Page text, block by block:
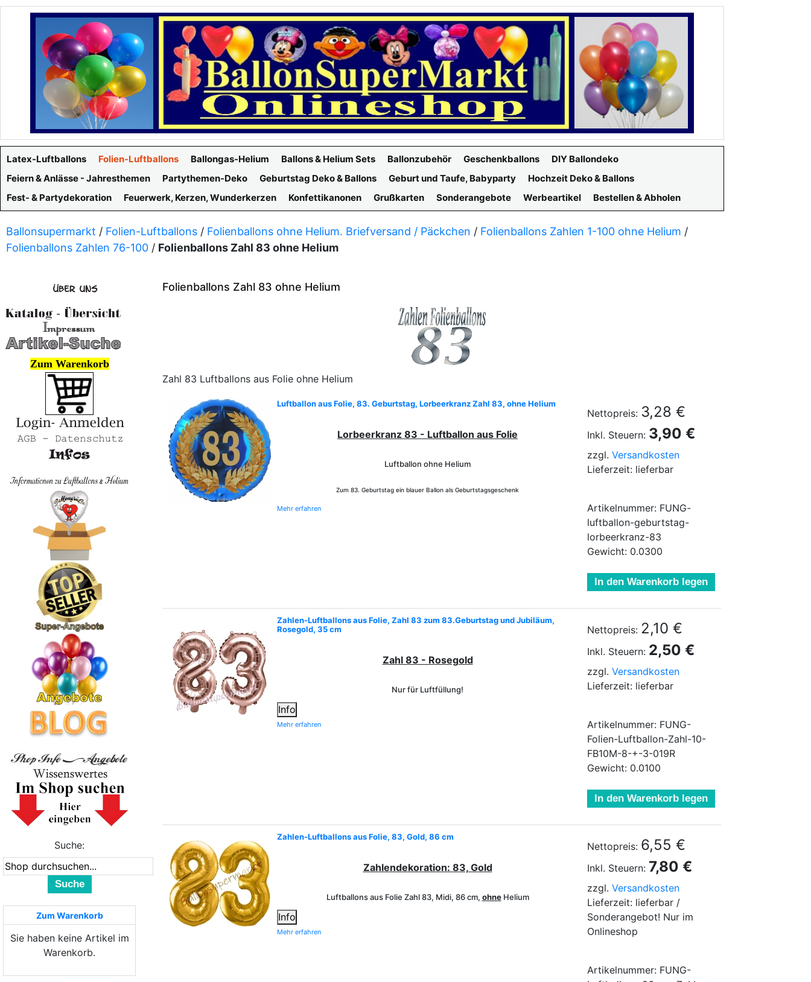
Latex-Luftballons Folien-Luftballons Ballongas-Helium Ballons & Helium Sets Ballonzubehör Geschenkballons
DIY Ballondeko
Feiern & Anlässe - Jahresthemen
Partythemen-Deko Geburtstag Deko & Ballons Geburt und Taufe, Babyparty
Hochzeit Deko & Ballons
Fest- & Partydekoration
Feuerwerk, Kerzen, Wunderkerzen Konfettikanonen Grußkarten Sonderangebote Werbeartikel Bestellen & Abholen
Ballonsupermarkt / Folien-Luftballons / Folienballons ohne Helium. Briefversand / Päckchen / Folienballons Zahlen 1-100 ohne Helium /
Folienballons Zahlen 76-100 / Folienballons Zahl 83 ohne Helium
Folienballons Zahl 83 ohne Helium
Zahl 83 Luftballons aus Folie ohne Helium
Luftballon aus Folie, 83. Geburtstag, Lorbeerkranz Zahl 83, ohne Helium
Lorbeerkranz 83 - Luftballon aus Folie
Luftballon ohne Helium
Zum 83. Geburtstag ein blauer Ballon als Geburtstagsgeschenk
Mehr erfahren
Nettopreis: 3,28 €
Inkl. Steuern: 3,90 €
zzgl. Versandkosten
Lieferzeit: lieferbar
Artikelnummer: FUNG-
luftballon-geburtstag-
lorbeerkranz-83
Gewicht: 0.0300
In den Warenkorb legen
Zahlen-Luftballons aus Folie, Zahl 83 zum 83.Geburtstag und Jubiläum,
Rosegold, 35 cm
Zahl 83 - Rosegold
Nur für Luftfüllung!
Info
Mehr erfahren
Nettopreis: 2,10 €
Inkl. Steuern: 2,50 €
zzgl. Versandkosten
Lieferzeit: lieferbar
Artikelnummer: FUNG-
Folien-Luftballon-Zahl-10-
FB10M-8-+-3-019R
Gewicht: 0.0100
In den Warenkorb legen
Zahlen-Luftballons aus Folie, 83, Gold, 86 cm
Zahlendekoration: 83, Gold
Luftballons aus Folie Zahl 83, Midi, 86 cm, ohneHelium
Info
Mehr erfahren
Nettopreis: 6,55 €
Inkl. Steuern: 7,80 €
zzgl. Versandkosten
Lieferzeit: lieferbar /
Sonderangebot! Nur im
Onlineshop
Artikelnummer: FUNG-
Zum Warenkorb
Suche:
Suche
Zum Warenkorb
Sie haben keine Artikel im
Warenkorb.